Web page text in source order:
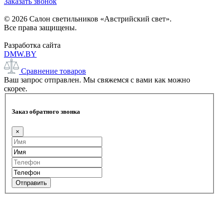
© 2026 Салон светильников «Австрийский свет».
Все права защищены.
Разработка сайта
DMW.BY
Сравнение товаров
Ваш запрос отправлен. Мы свяжемся с вами как можно
скорее.
Заказ обратного звонка
×
Отправить